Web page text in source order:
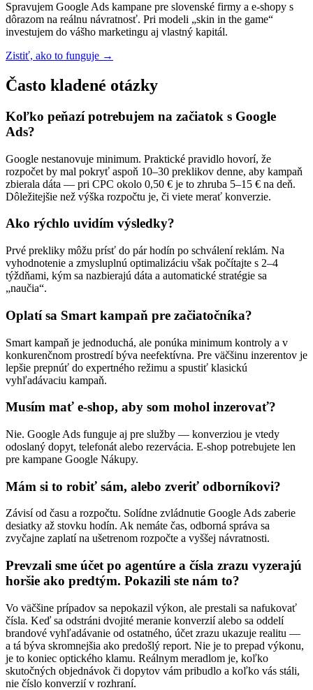
Spravujem Google Ads kampane pre slovenské firmy a e-shopy s
dôrazom na reálnu návratnosť. Pri modeli „skin in the game“
investujem do vášho marketingu aj vlastný kapitál.
Zistiť, ako to funguje →
Často kladené otázky
Koľko peňazí potrebujem na začiatok s Google
Ads?
Google nestanovuje minimum. Praktické pravidlo hovorí, že
rozpočet by mal pokryť aspoň 10–30 preklikov denne, aby kampaň
zbierala dáta — pri CPC okolo 0,50 € je to zhruba 5–15 € na deň.
Dôležitejšie než výška rozpočtu je, či viete merať konverzie.
Ako rýchlo uvidím výsledky?
Prvé prekliky môžu prísť do pár hodín po schválení reklám. Na
vyhodnotenie a zmysluplnú optimalizáciu však počítajte s 2–4
týždňami, kým sa nazbierajú dáta a automatické stratégie sa
„naučia“.
Oplatí sa Smart kampaň pre začiatočníka?
Smart kampaň je jednoduchá, ale ponúka minimum kontroly a v
konkurenčnom prostredí býva neefektívna. Pre väčšinu inzerentov je
lepšie prepnúť do expertného režimu a spustiť klasickú
vyhľadávaciu kampaň.
Musím mať e-shop, aby som mohol inzerovať?
Nie. Google Ads funguje aj pre služby — konverziou je vtedy
odoslaný dopyt, telefonát alebo rezervácia. E-shop potrebujete len
pre kampane Google Nákupy.
Mám si to robiť sám, alebo zveriť odborníkovi?
Závisí od času a rozpočtu. Solídne zvládnutie Google Ads zaberie
desiatky až stovku hodín. Ak nemáte čas, odborná správa sa
zvyčajne zaplatí na ušetrenom rozpočte a vyššej návratnosti.
Prevzali sme účet po agentúre a čísla zrazu vyzerajú
horšie ako predtým. Pokazili ste nám to?
Vo väčšine prípadov sa nepokazil výkon, ale prestali sa nafukovať
čísla. Keď sa odstráni dvojité meranie konverzií alebo sa oddelí
brandové vyhľadávanie od ostatného, účet zrazu ukazuje realitu —
a tá býva skromnejšia ako predošlý report. Nie je to prepad výkonu,
je to koniec optického klamu. Reálnym meradlom je, koľko
skutočných objednávok či dopytov vám pribudlo a koľko vás stáli,
nie číslo konverzií v rozhraní.